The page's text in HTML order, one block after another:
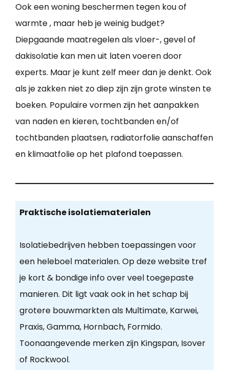
Ook een woning beschermen tegen kou of
warmte , maar heb je weinig budget?
Diepgaande maatregelen als vloer-, gevel of
dakisolatie kan men uit laten voeren door
experts. Maar je kunt zelf meer dan je denkt. Ook
als je zakken niet zo diep zijn zijn grote winsten te
boeken. Populaire vormen zijn het aanpakken
van naden en kieren, tochtbanden en/of
tochtbanden plaatsen, radiatorfolie aanschaffen
en klimaatfolie op het plafond toepassen.
Praktische isolatiematerialen
Isolatiebedrijven hebben toepassingen voor
een heleboel materialen. Op deze website tref
je kort & bondige info over veel toegepaste
manieren. Dit ligt vaak ook in het schap bij
grotere bouwmarkten als Multimate, Karwei,
Praxis, Gamma, Hornbach, Formido.
Toonaangevende merken zijn Kingspan, Isover
of Rockwool.